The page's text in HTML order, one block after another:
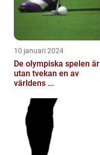
10 januari 2024
De olympiska spelen är
utan tvekan en av
världens ...